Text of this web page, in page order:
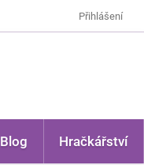
Přihlášení
Blog Hračkářství